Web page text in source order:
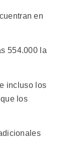
en
554.000 la
incluso los
los